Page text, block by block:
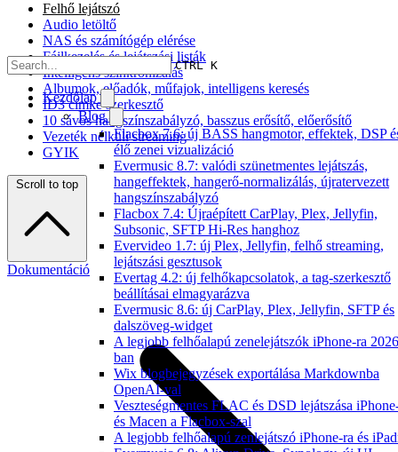
CTRL K
Kezdőlap
Blog
Flacbox 7.6: új BASS hangmotor, effektek, DSP
élő zenei vizualizáció
Evermusic 8.7: valódi szünetmentes lejátszás,
hangeffektek, hangerő-normalizálás, újratervezett
hangszínszabályzó
Flacbox 7.4: Újraépített CarPlay, Plex, Jellyfin,
Subsonic, SFTP Hi-Res hanghoz
Evervideo 1.7: új Plex, Jellyfin, felhő streaming,
lejátszási gesztusok
Evertag 4.2: új felhőkapcsolatok, a tag-szerkesztő
beállításai elmagyarázva
Evermusic 8.6: új CarPlay, Plex, Jellyfin, SFTP és
dalszöveg-widget
A legjobb felhőalapú zenelejátszók iPhone-ra
ban
Wix blogbejegyzések exportálása Markdownba
OpenAI-val
Veszteségmentes FLAC és DSD lejátszása
és Macen a Flacbox-szal
A legjobb felhőalapú zenlejátszó iPhone-ra és
Felhő lejátszó
Audio letöltő
NAS és számítógép elérése
Fájlkezelés és lejátszási listák
Intelligens szinkronizálás
Albumok, előadók, műfajok, intelligens keresés
ID3 címke szerkesztő
10 sávos hangszínszabályzó, basszus erősítő, előerősítő
Vezeték nélküli streaming
GYIK
Scroll to top
Dokumentáció